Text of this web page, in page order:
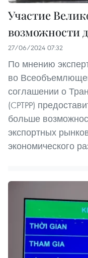
Участие
возможности
27/06/2024 07:32
По мнению
во
соглашении о
(CPTPP)
больше
экспортных
экономического